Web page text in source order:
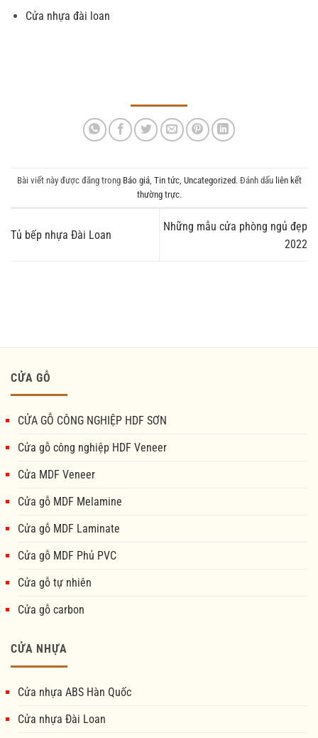
Cửa nhựa đài loan
Bài viết này được đăng trong Báo giá, Tin tức, Uncategorized. Đánh dấu liên kết
thường trực.
Tủ bếp nhựa Đài Loan
Những mẫu cửa phòng ngủ đẹp
2022
CỬA GỖ
CỬA GỖ CÔNG NGHIỆP HDF SƠN
Cửa gỗ công nghiệp HDF Veneer
Cửa MDF Veneer
Cửa gỗ MDF Melamine
Cửa gỗ MDF Laminate
Cửa gỗ MDF Phủ PVC
Cửa gỗ tự nhiên
Cửa gỗ carbon
CỬA NHỰA
Cửa nhựa ABS Hàn Quốc
Cửa nhựa Đài Loan